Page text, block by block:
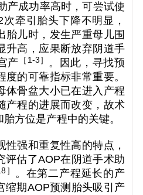
产成功率高时，可尝试使
牵引胎头下降不明显，
胎儿时，发生严重母儿围
升高，应果断放弃阴道手
产 ［ 1-3 ］ 。因此，寻找预
的可靠指标非常重要。
体骨盆大小已在进入产程
产程的进展而改变，故术
方位是产程中的关键。
强和重复性高的特点，
评估了AOP在阴道手术助
］ 。在第二产程延长的产
缩期AOP预测胎头吸引产